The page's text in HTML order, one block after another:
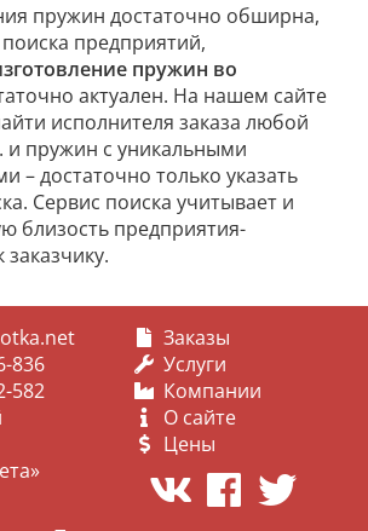
пружин достаточно обширна,
предприятий,
пружин во
актуален. На нашем сайте
исполнителя заказа любой
и пружин с уникальными
– достаточно только указать
Сервис поиска учитывает и
близость предприятия-
836
582
Заказы
Услуги
Компании
О сайте
Цены